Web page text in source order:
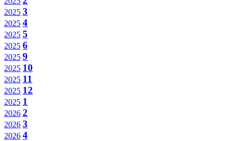
2025 3
2025 4
2025 5
2025 6
2025 9
2025 10
2025 11
2025 12
2025 1
2026 2
2026 3
2026 4